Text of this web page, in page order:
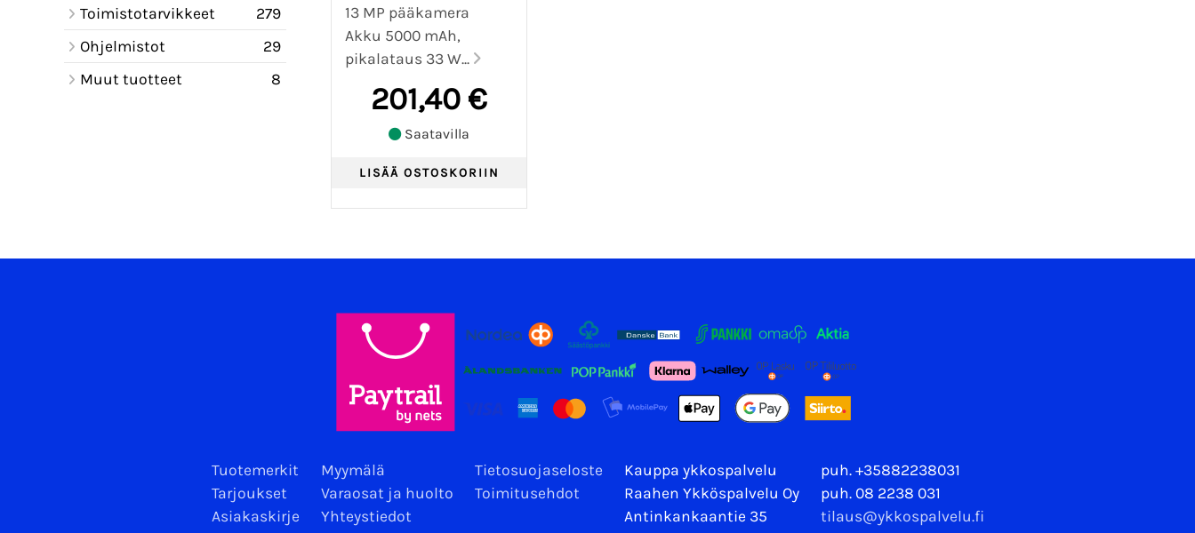
Toimistotarvikkeet
279
Ohjelmistot
29
Muut tuotteet
8
13 MP pääkamera
Akku 5000 mAh,
pikalataus 33 W...
201,40 €
Saatavilla
Tuotemerkit
Tarjoukset
Asiakaskirje
Myymälä
Varaosat ja huolto
Yhteystiedot
Tietosuojaseloste
Toimitusehdot
Kauppa ykkospalvelu
Raahen Ykköspalvelu Oy
Antinkankaantie 35
puh. +35882238031
puh. 08 2238 031
tilaus@ykkospalvelu.fi